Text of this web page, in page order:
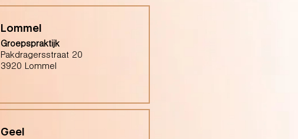
Lommel
Groepspraktijk
Pakdragersstraat 20
3920 Lommel
Geel